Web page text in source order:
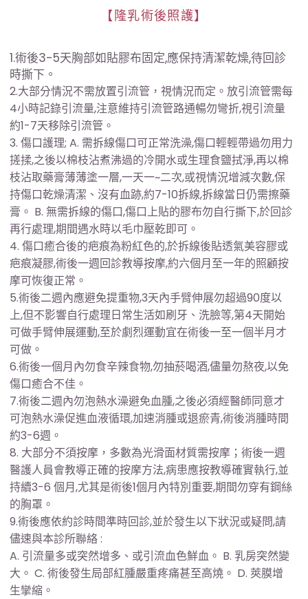
【隆乳術後照護】
1.術後3-5天胸部如貼膠布固定,應保持清潔乾燥,待回診
時撕下。
2.大部分情況不需放置引流管，視情況而定。放引流管需每
4小時記錄引流量,注意維持引流管路通暢勿彎折,視引流量
約1-7天移除引流管。
3. 傷口護理; A. 需拆線傷口可正常洗澡,傷口輕輕帶過勿用力
搓揉,之後以棉枝沾煮沸過的冷開水或生理食鹽拭淨,再以棉
枝沾取藥膏薄薄塗一層,一天一~二次,或視情況增減次數,保
持傷口乾燥清潔、沒有血跡,約7-10拆線,拆線當日仍需擦藥
膏。 B. 無需拆線的傷口,傷口上貼的膠布勿自行撕下,於回診
再行處理,期間遇水時以毛巾壓乾即可。
4. 傷口癒合後的疤痕為粉紅色的,於拆線後貼透氣美容膠或
疤痕凝膠,術後一週回診教導按摩,約六個月至一年的照顧按
摩可恢復正常。
5.術後二週內應避免提重物,3天內手臂伸展勿超過90度以
上,但不影響自行處理日常生活如刷牙、洗臉等,第4天開始
可做手臂伸展運動,至於劇烈運動宜在術後一至一個半月才
可做。
6.術後一個月內勿食辛辣食物,勿抽菸喝酒,儘量勿熬夜,以免
傷口癒合不佳。
7.術後二週內勿泡熱水澡避免血腫,之後必須經醫師同意才
可泡熱水澡促進血液循環,加速消腫或退瘀青,術後消腫時間
約3-6週。
8. 大部分不須按摩，多數為光滑面材質需按摩；術後一週
醫護人員會教導正確的按摩方法,病患應按教導確實執行,並
持續3-6 個月,尤其是術後1個月內特別重要,期間勿穿有鋼絲
的胸罩。
9.術後應依約診時間準時回診,並於發生以下狀況或疑問,請
儘速與本診所聯絡 :
A. 引流量多或突然增多、或引流血色鮮血。 B. 乳房突然變
大。 C. 術後發生局部紅腫嚴重疼痛甚至高燒。 D. 莢膜增
生攣縮。